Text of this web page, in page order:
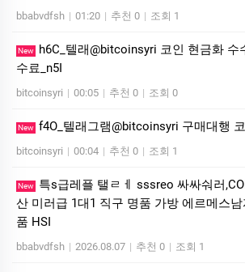
bbabvdfsh | 01:20 | 추천 0 | 조회 1
New
h6C_텔래@bitcoinsyri 코인 현금화 수
수료_n5I
bitcoinsyri | 00:05 | 추천 0 | 조회 0
New f4O_텔래그램@bitcoinsyri 구매대행
bitcoinsyri | 00:04 | 추천 0 | 조회 1
New
특s급레플 탤ㄹㅔ sssreo 싸싸숴러
산 미러급 1대1 직구 명품 가방 에르메스
품 HSI
bbabvdfsh | 2026.08.07 | 추천 0 | 조회 1